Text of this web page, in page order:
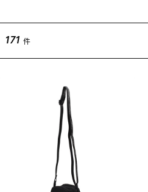
ブランド一覧
RIDE LIFE MAGAZINE一
スタッフスナップ
中古/アウトレット サー
中古/アウトレット スノ
171 件